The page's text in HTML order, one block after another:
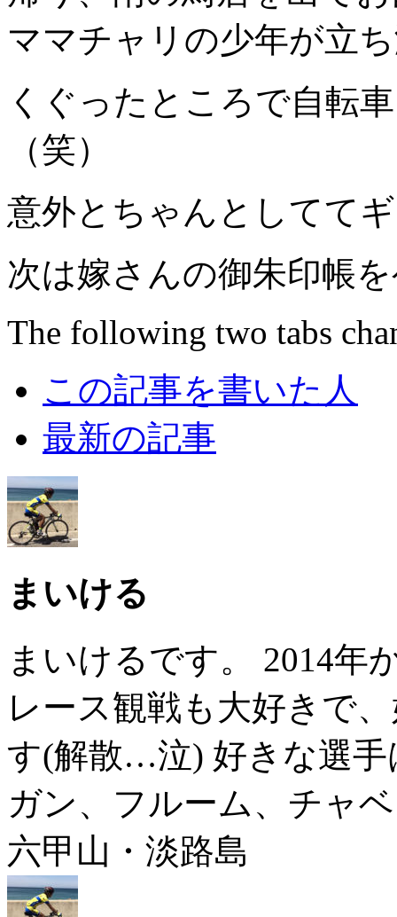
ママチャリの少年が立
くぐったところで自転
（笑）
意外とちゃんとしてて
次は嫁さんの御朱印帳
The following two tabs
この記事を書いた人
最新の記事
まいける
まいけるです。 2014年
レース観戦も大好きで
す(解散…泣) 好きな選
ガン、フルーム、チャ
六甲山・淡路島